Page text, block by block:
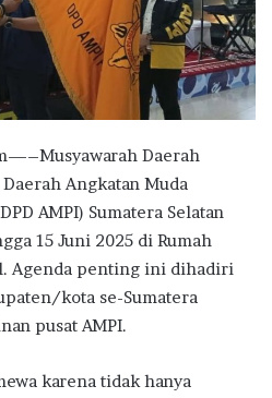
Daerah
Angkatan Muda
AMPI) Sumatera Selatan
15 Juni 2025 di Rumah
Agenda penting ini dihadiri
kota se-Sumatera
pusat AMPI.
karena tidak hanya